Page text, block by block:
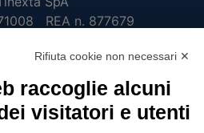
REA n. 877679
UTILITÀ
Password
Rifiuta cookie non necessari ✕
raccoglie alcuni
visitatori e utenti